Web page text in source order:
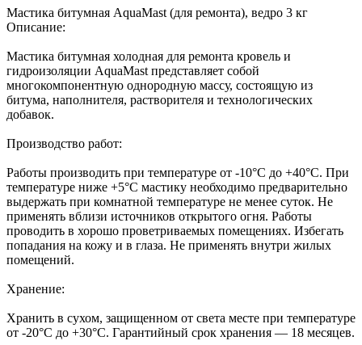
Мастика битумная AquaMast (для ремонта), ведро 3 кг
Описание:
Мастика битумная холодная для ремонта кровель и
гидроизоляции AquaMast представляет собой
многокомпонентную однородную массу, состоящую из
битума, наполнителя, растворителя и технологических
добавок.
Производство работ:
Работы производить при температуре от -10°С до +40°С. При
температуре ниже +5°С мастику необходимо предварительно
выдержать при комнатной температуре не менее суток. Не
применять вблизи источников открытого огня. Работы
проводить в хорошо проветриваемых помещениях. Избегать
попадания на кожу и в глаза. Не применять внутри жилых
помещений.
Хранение:
Хранить в сухом, защищенном от света месте при температуре
от -20°С до +30°С. Гарантийный срок хранения — 18 месяцев.